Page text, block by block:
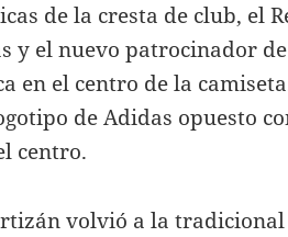
de la cresta de club, el
y el nuevo patrocinador
en el centro de la
de Adidas opuesto
centro.
volvió a la